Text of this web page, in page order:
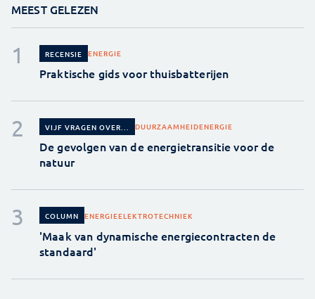
MEEST GELEZEN
RECENSIE ENERGIE
Praktische gids voor thuisbatterijen
VIJF VRAGEN OVER... DUURZAAMHEIDENERGIE
De gevolgen van de energietransitie voor de
natuur
COLUMN ENERGIEELEKTROTECHNIEK
'Maak van dynamische energiecontracten de
standaard'